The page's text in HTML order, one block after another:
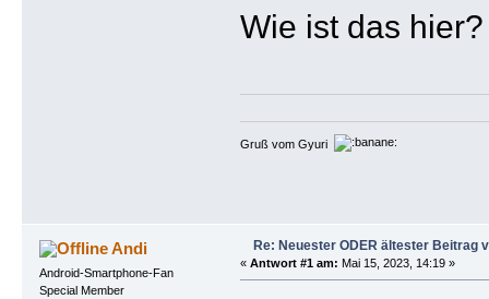
Wie ist das hier?
Gruß vom Gyuri
Andi
Android-Smartphone-Fan
Special Member
Re: Neuester ODER ältester Beitrag
« Antwort #1 am: Mai 15, 2023, 14:19 »